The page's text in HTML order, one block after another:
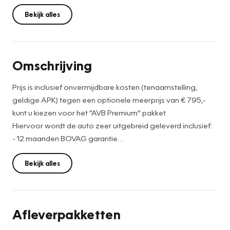
Bekijk alles
Omschrijving
Prijs is inclusief onvermijdbare kosten (tenaamstelling,
geldige APK) tegen een optionele meerprijs van € 795,-
kunt u kiezen voor het ''AVB Premium'' pakket.
Hiervoor wordt de auto zeer uitgebreid geleverd inclusief:
- 12 maanden BOVAG garantie
- Onderhoudsbeurt volgens fabrieksvoorschriften.
- Slijtagedelen vervangen (de norm is dat deze minimaal
10.000km meegaan óf tot de volgende onderhoudsbeurt,
- Wassen / Poetsen.
Bekijk alles
Afleverpakketten